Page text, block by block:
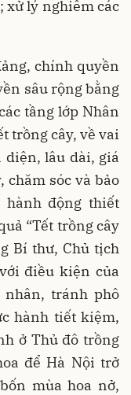
xử lý nghiêm các
chính quyền
sâu rộng bằng
tầng lớp Nhân
trồng cây, về vai
diện, lâu dài, giá
sóc và bảo
động thiết
“Tết trồng cây
Bí thư, Chủ tịch
điều kiện của
tránh phô
hành tiết kiệm,
ở Thủ đô trồng
để Hà Nội trở
mùa hoa nở,